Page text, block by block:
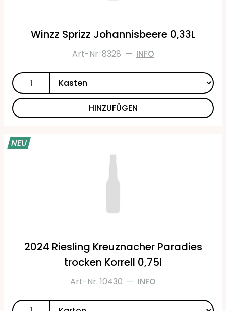
Winzz Sprizz Johannisbeere 0,33L
Art-Nr. 8328 — INFO
HINZUFÜGEN
NEU
2024 Riesling Kreuznacher Paradies
trocken Korrell 0,75l
Art-Nr. 10430 — INFO